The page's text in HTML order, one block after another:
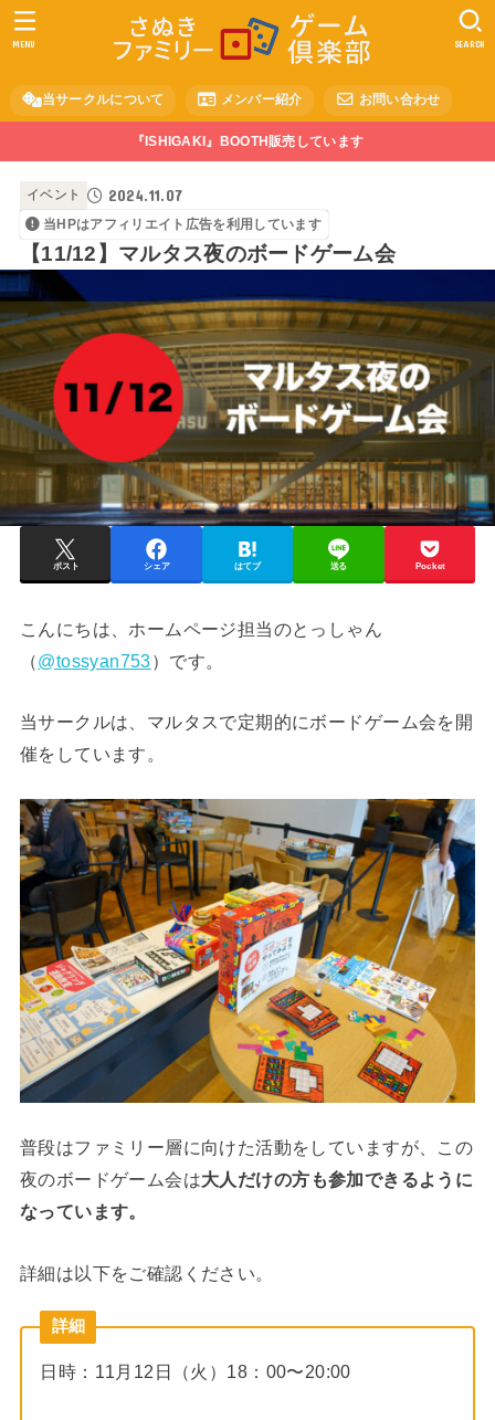
当サークルについて メンバー紹介 お問い合わせ
SEARCH
MENU
『ISHIGAKI』BOOTH販売しています
イベント 2024.11.07
当HPはアフィリエイト広告を利用しています
【11/12】マルタス夜のボードゲーム会
ポスト シェア はてブ 送る Pocket
こんにちは、ホームページ担当のとっしゃん
（@tossyan753）です。
当サークルは、マルタスで定期的にボードゲーム会を開
催をしています。
普段はファミリー層に向けた活動をしていますが、この
夜のボードゲーム会は大人だけの方も参加できるように
なっています。
詳細は以下をご確認ください。
詳細
日時：11月12日（火）18：00〜20:00